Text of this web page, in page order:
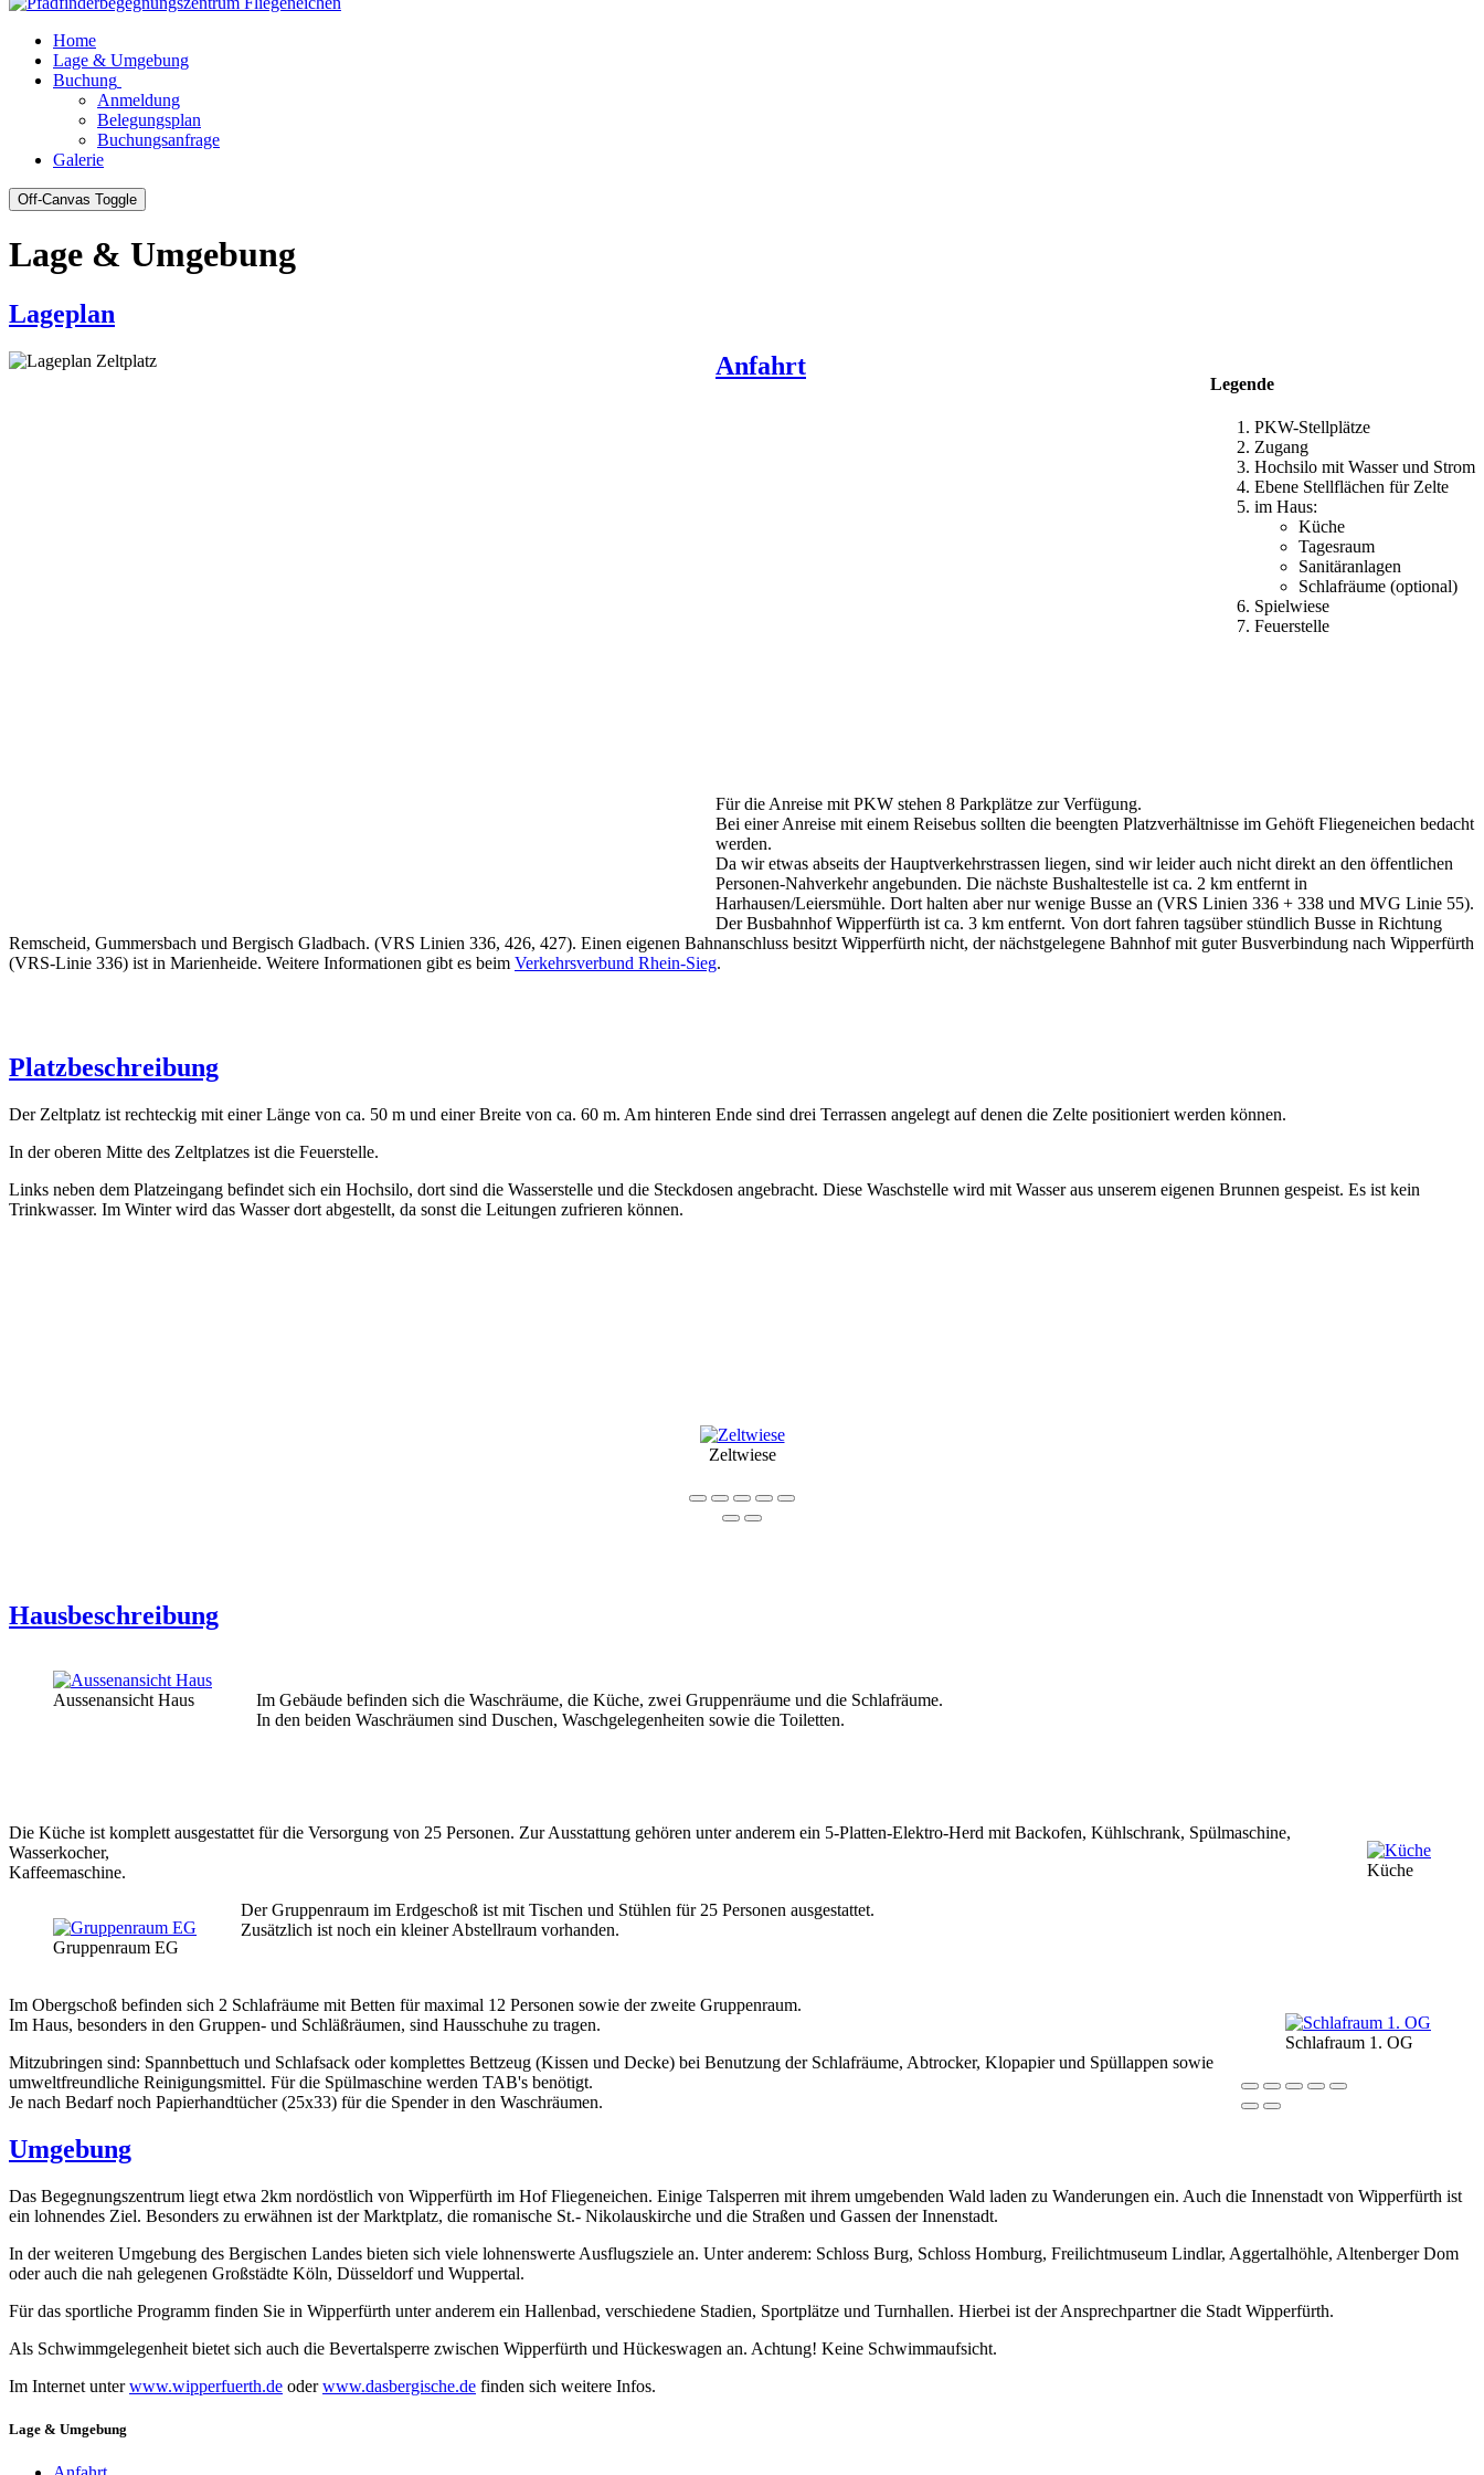
Home
Lage & Umgebung
Buchung
Anmeldung
Belegungsplan
Buchungsanfrage
Galerie
Off-Canvas Toggle
Lage & Umgebung
Lageplan
Legende
PKW-Stellplätze
Zugang
Hochsilo mit Wasser und Strom
Ebene Stellflächen für Zelte
im Haus:
Küche
Tagesraum
Sanitäranlagen
Schlafräume (optional)
Spielwiese
Feuerstelle
Anfahrt
Für die Anreise mit PKW stehen 8 Parkplätze zur Verfügung.
Bei einer Anreise mit einem Reisebus sollten die beengten Platzverhältnisse im Gehöft Fliegeneichen bedacht
werden.
Da wir etwas abseits der Hauptverkehrstrassen liegen, sind wir leider auch nicht direkt an den öffentlichen
Personen-Nahverkehr angebunden. Die nächste Bushaltestelle ist ca. 2 km entfernt in
Harhausen/Leiersmühle. Dort halten aber nur wenige Busse an (VRS Linien 336 + 338 und MVG Linie 55).
Der Busbahnhof Wipperfürth ist ca. 3 km entfernt. Von dort fahren tagsüber stündlich Busse in Richtung
Remscheid, Gummersbach und Bergisch Gladbach. (VRS Linien 336, 426, 427). Einen eigenen Bahnanschluss besitzt Wipperfürth nicht, der nächstgelegene Bahnhof mit guter Busverbindung nach Wipperfürth
(VRS-Linie 336) ist in Marienheide. Weitere Informationen gibt es beim Verkehrsverbund Rhein-Sieg.
Platzbeschreibung
Der Zeltplatz ist rechteckig mit einer Länge von ca. 50 m und einer Breite von ca. 60 m. Am hinteren Ende sind drei Terrassen angelegt auf denen die Zelte positioniert werden können.
In der oberen Mitte des Zeltplatzes ist die Feuerstelle.
Links neben dem Platzeingang befindet sich ein Hochsilo, dort sind die Wasserstelle und die Steckdosen angebracht. Diese Waschstelle wird mit Wasser aus unserem eigenen Brunnen gespeist. Es ist kein
Trinkwasser. Im Winter wird das Wasser dort abgestellt, da sonst die Leitungen zufrieren können.
Zeltwiese
Hausbeschreibung
Aussenansicht Haus
Im Gebäude befinden sich die Waschräume, die Küche, zwei Gruppenräume und die Schlafräume.
In den beiden Waschräumen sind Duschen, Waschgelegenheiten sowie die Toiletten.
Küche
Die Küche ist komplett ausgestattet für die Versorgung von 25 Personen. Zur Ausstattung gehören unter anderem ein 5-Platten-Elektro-Herd mit Backofen, Kühlschrank, Spülmaschine,
Wasserkocher,
Kaffeemaschine.
Gruppenraum EG
Der Gruppenraum im Erdgeschoß ist mit Tischen und Stühlen für 25 Personen ausgestattet.
Zusätzlich ist noch ein kleiner Abstellraum vorhanden.
Schlafraum 1. OG
Im Obergschoß befinden sich 2 Schlafräume mit Betten für maximal 12 Personen sowie der zweite Gruppenraum.
Im Haus, besonders in den Gruppen- und Schläßräumen, sind Hausschuhe zu tragen.
Mitzubringen sind: Spannbettuch und Schlafsack oder komplettes Bettzeug (Kissen und Decke) bei Benutzung der Schlafräume, Abtrocker, Klopapier und Spüllappen sowie
umweltfreundliche Reinigungsmittel. Für die Spülmaschine werden TAB's benötigt.
Je nach Bedarf noch Papierhandtücher (25x33) für die Spender in den Waschräumen.
Umgebung
Das Begegnungszentrum liegt etwa 2km nordöstlich von Wipperfürth im Hof Fliegeneichen. Einige Talsperren mit ihrem umgebenden Wald laden zu Wanderungen ein. Auch die Innenstadt von Wipperfürth ist
ein lohnendes Ziel. Besonders zu erwähnen ist der Marktplatz, die romanische St.- Nikolauskirche und die Straßen und Gassen der Innenstadt.
In der weiteren Umgebung des Bergischen Landes bieten sich viele lohnenswerte Ausflugsziele an. Unter anderem: Schloss Burg, Schloss Homburg, Freilichtmuseum Lindlar, Aggertalhöhle, Altenberger Dom
oder auch die nah gelegenen Großstädte Köln, Düsseldorf und Wuppertal.
Für das sportliche Programm finden Sie in Wipperfürth unter anderem ein Hallenbad, verschiedene Stadien, Sportplätze und Turnhallen. Hierbei ist der Ansprechpartner die Stadt Wipperfürth.
Als Schwimmgelegenheit bietet sich auch die Bevertalsperre zwischen Wipperfürth und Hückeswagen an. Achtung! Keine Schwimmaufsicht.
Im Internet unterwww.wipperfuerth.de oderwww.dasbergische.de finden sich weitere Infos.
Lage & Umgebung